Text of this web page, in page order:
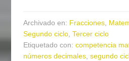
Archivado en: Fracciones,
Segundo ciclo,Tercer ciclo
Etiquetado con:competencia
números decimales,segundo